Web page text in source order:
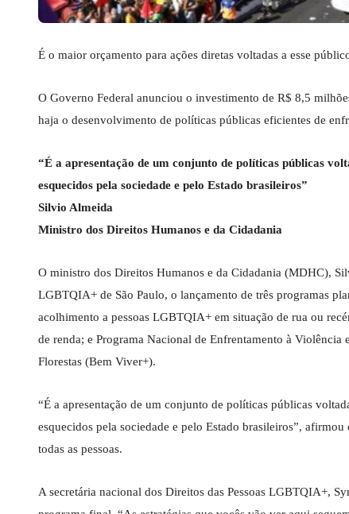
É o maior orçamento para ações diretas voltadas a esse
O Governo Federal anunciou o investimento de R$ 8,5
haja o desenvolvimento de políticas públicas eficientes de
“É a apresentação de um conjunto de políticas públicas
esquecidos pela sociedade e pelo Estado brasileiros”
Silvio Almeida
Ministro dos Direitos Humanos e da Cidadania
O ministro dos Direitos Humanos e da Cidadania (MDHC),
LGBTQIA+ de São Paulo, o lançamento de três programas
acolhimento a pessoas LGBTQIA+ em situação de rua ou
de renda; e Programa Nacional de Enfrentamento à
Florestas (Bem Viver+).
“É a apresentação de um conjunto de políticas públicas
esquecidos pela sociedade e pelo Estado brasileiros”,
todas as pessoas.
A secretária nacional dos Direitos das Pessoas LGBTQIA+,